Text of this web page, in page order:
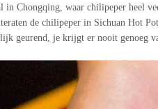
in Chongqing, waar chilipeper heel
de chilipeper in Sichuan Hot
geurend, je krijgt er nooit genoeg